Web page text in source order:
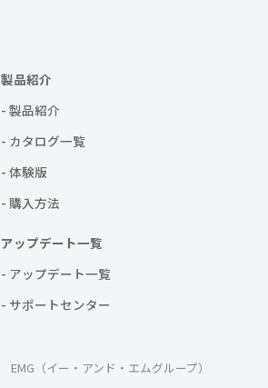
製品紹介
- 製品紹介
- カタログ一覧
- 体験版
- 購入方法
アップデート一覧
- アップデート一覧
- サポートセンター
EMG（イー・アンド・エムグループ）